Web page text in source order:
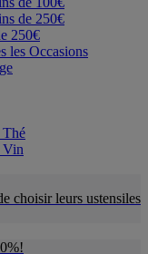
de 250€
250€
les Occasions
Thé
Vin
choisir leurs ustensiles